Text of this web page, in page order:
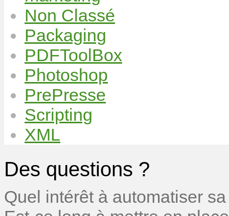
Non Classé
Packaging
PDFToolBox
Photoshop
PrePresse
Scripting
XML
Des questions ?
Quel intérêt à automatiser